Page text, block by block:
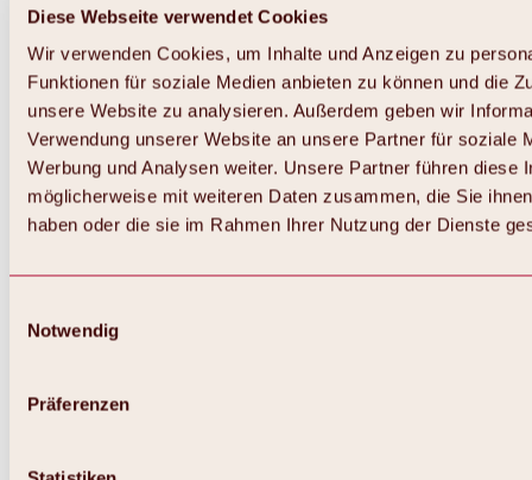
Diese Webseite verwendet Cookies
Wir verwenden Cookies, um Inhalte und Anzeigen zu
Funktionen für soziale Medien anbieten zu können und die
unsere Website zu analysieren. Außerdem geben wir
Verwendung unserer Website an unsere Partner für soziale
Werbung und Analysen weiter. Unsere Partner führen diese
möglicherweise mit weiteren Daten zusammen, die Sie
haben oder die sie im Rahmen Ihrer Nutzung der Dienste
Notwendig
Präferenzen